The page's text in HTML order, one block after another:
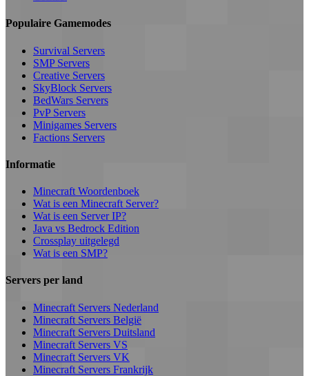
Populaire Gamemodes
Survival Servers
SMP Servers
Creative Servers
SkyBlock Servers
BedWars Servers
PvP Servers
Minigames Servers
Factions Servers
Informatie
Minecraft Woordenboek
Wat is een Minecraft Server?
Wat is een Server IP?
Java vs Bedrock Edition
Crossplay uitgelegd
Wat is een SMP?
Servers per land
Minecraft Servers Nederland
Minecraft Servers België
Minecraft Servers Duitsland
Minecraft Servers VS
Minecraft Servers VK
Minecraft Servers Frankrijk